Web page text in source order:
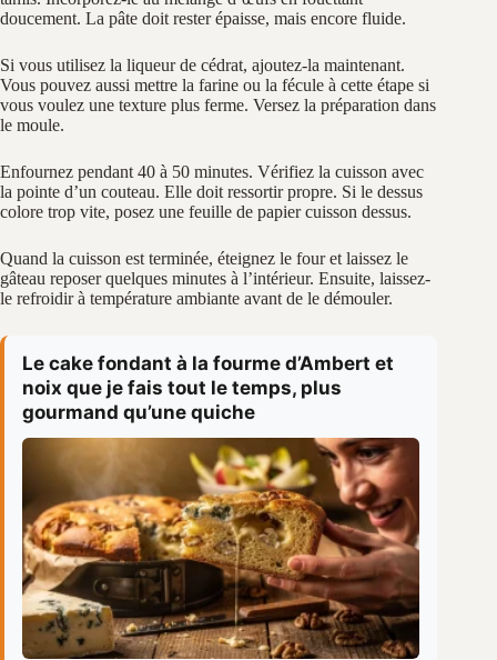
doucement. La pâte doit rester épaisse, mais encore fluide.
Si vous utilisez la liqueur de cédrat, ajoutez-la maintenant.
Vous pouvez aussi mettre la farine ou la fécule à cette étape si
vous voulez une texture plus ferme. Versez la préparation dans
le moule.
Enfournez pendant 40 à 50 minutes. Vérifiez la cuisson avec
la pointe d’un couteau. Elle doit ressortir propre. Si le dessus
colore trop vite, posez une feuille de papier cuisson dessus.
Quand la cuisson est terminée, éteignez le four et laissez le
gâteau reposer quelques minutes à l’intérieur. Ensuite, laissez-
le refroidir à température ambiante avant de le démouler.
Le cake fondant à la fourme d’Ambert et
noix que je fais tout le temps, plus
gourmand qu’une quiche